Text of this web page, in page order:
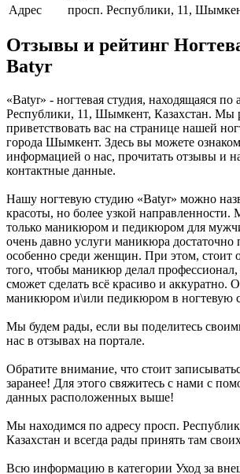
Адрес
просп. Республики, 11,
Отзывы и рейтинг
Batyr
«Batyr» - ногтевая студия, находящаяся по
Республики, 11, Шымкент, Казахстан. Мы
приветствовать вас на странице нашей
города Шымкент. Здесь вы можете
информацией о нас, прочитать отзывы и
контактные данные.
Нашу ногтевую студию «Batyr» можно
красоты, но более узкой направленности.
только маникюром и педикюром для
очень давно услуги маникюра достаточно
особенно среди женщин. При этом, стоит
того, чтобы маникюр делал
сможет сделать всё красиво и аккуратно.
маникюром и\или педикюром в ногтевую
Мы будем рады, если вы поделитесь
нас в отзывах на портале.
Обратите внимание, что стоит
заранее! Для этого свяжитесь с нами с
данных расположенных выше!
Мы находимся по адресу просп.
Казахстан и всегда рады принять там
Всю информацию в категории Уход за